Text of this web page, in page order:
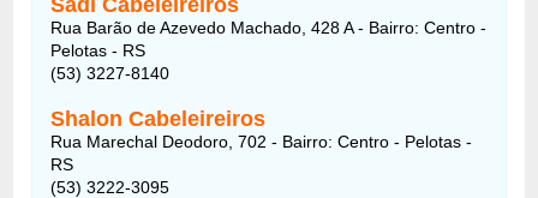
Rua Barão de Azevedo Machado, 428 A - Bairro: Centro -
Pelotas - RS
(53) 3227-8140
Shalon Cabeleireiros
Rua Marechal Deodoro, 702 - Bairro: Centro - Pelotas -
RS
(53) 3222-3095